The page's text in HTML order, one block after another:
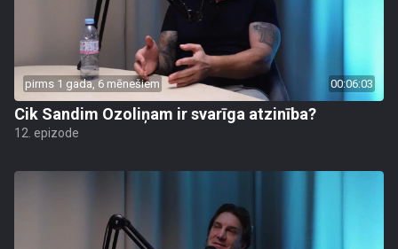
pirms 1 gada, 6 mēnešiem 00:06:03
Cik Sandim Ozoliņam ir svarīga atzinība?
12. epizode